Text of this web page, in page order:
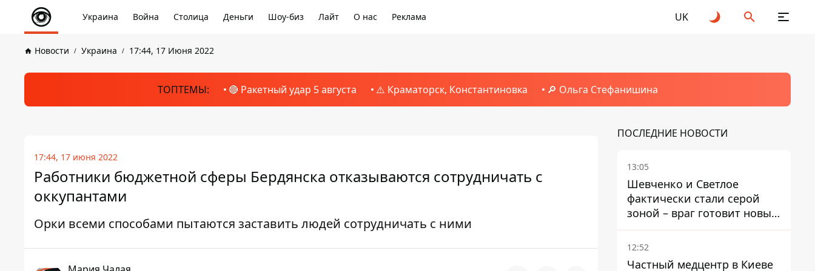
Украина Война Столица Деньги Шоу-биз Лайт О нас Реклама UK
Новости Украина 17:44, 17 Июня 2022
ТОПТЕМЫ: 🔴 Ракетный удар 5 августа ⚠️ Краматорск, Константиновка 🔎 Ольга Стефанишина
17:44, 17 июня 2022
Работники бюджетной сферы Бердянска отказываются сотрудничать с
оккупантами
Орки всеми способами пытаются заставить людей сотрудничать с ними
ПОСЛЕДНИЕ НОВОСТИ
13:05
Шевченко и Светлое
фактически стали серой
зоной – враг готовит новые
атаки на Добропольском
направлении
12:52
Частный медцентр в Киеве